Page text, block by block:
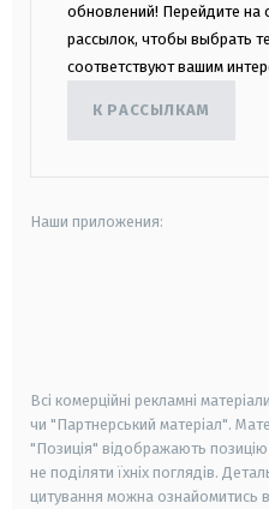
обновлений! Перейдите на
рассылок, чтобы выбрать
соответствуют вашим
К РАССЫЛКАМ
Наши приложения:
Всі комерційні рекламні
чи "Партнерський матеріал".
"Позиція" відображають
не поділяти їхніх поглядів.
цитування можна ознайомитись